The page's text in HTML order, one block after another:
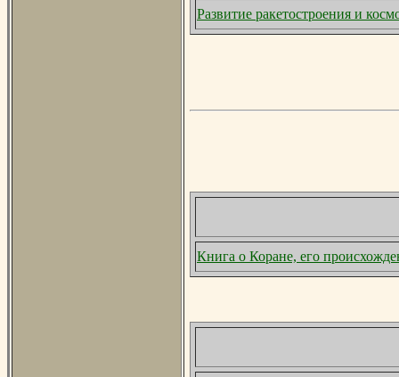
Развитие ракетостроения и
Книга о Коране, его